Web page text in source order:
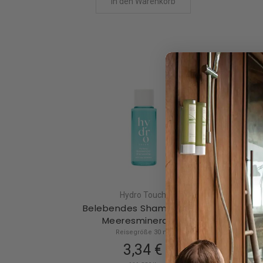
Hydro Touch
Belebendes Shampoo mit
Meeresmineralien
Reisegröße 30 ml
3,34 €